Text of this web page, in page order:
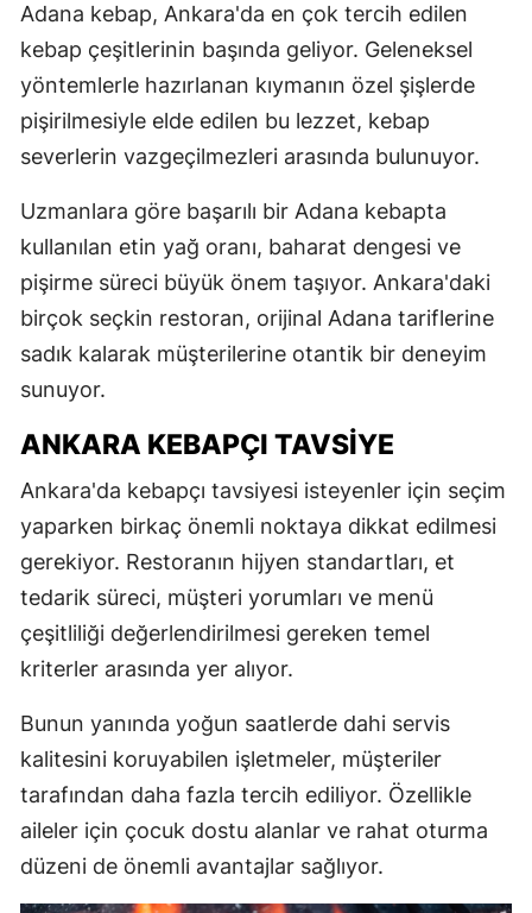
Adana kebap, Ankara'da en çok tercih edilen
kebap çeşitlerinin başında geliyor. Geleneksel
yöntemlerle hazırlanan kıymanın özel şişlerde
pişirilmesiyle elde edilen bu lezzet, kebap
severlerin vazgeçilmezleri arasında bulunuyor.
Uzmanlara göre başarılı bir Adana kebapta
kullanılan etin yağ oranı, baharat dengesi ve
pişirme süreci büyük önem taşıyor. Ankara'daki
birçok seçkin restoran, orijinal Adana tariflerine
sadık kalarak müşterilerine otantik bir deneyim
sunuyor.
ANKARA KEBAPÇI TAVSIYE
Ankara'da kebapçı tavsiyesi isteyenler için seçim
yaparken birkaç önemli noktaya dikkat edilmesi
gerekiyor. Restoranın hijyen standartları, et
tedarik süreci, müşteri yorumları ve menü
çeşitliliği değerlendirilmesi gereken temel
kriterler arasında yer alıyor.
Bunun yanında yoğun saatlerde dahi servis
kalitesini koruyabilen işletmeler, müşteriler
tarafından daha fazla tercih ediliyor. Özellikle
aileler için çocuk dostu alanlar ve rahat oturma
düzeni de önemli avantajlar sağlıyor.